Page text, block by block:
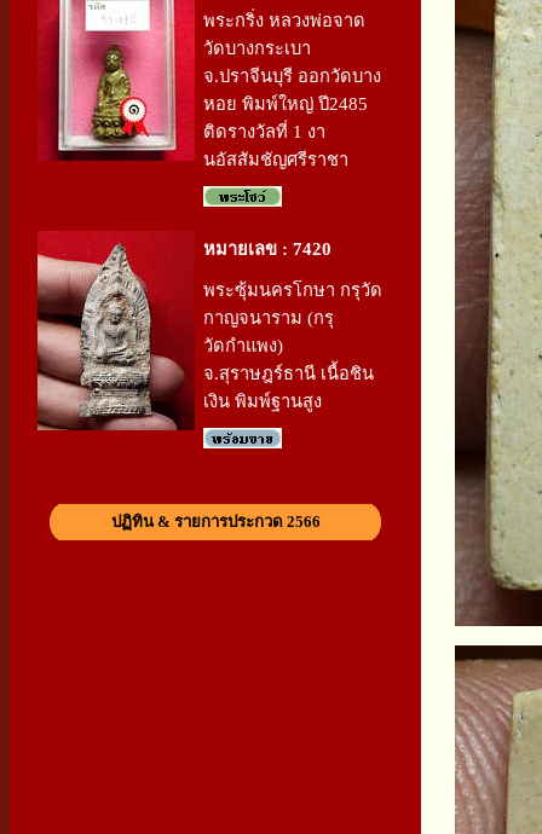
พระกริ่ง หลวงพ่อจาด
วัดบางกระเบา
จ.ปราจีนบุรี ออกวัดบาง
หอย พิมพ์ใหญ่ ปี2485
ติดรางวัลที่ 1 งา
นอัสสัมชัญศรีราชา
หมายเลข : 7420
พระซุ้มนครโกษา กรุวัด
กาญจนาราม (กรุ
วัดกำแพง)
จ.สุราษฎร์ธานี เนื้อชิน
เงิน พิมพ์ฐานสูง
ปฏิทิน & รายการประกวด 2566